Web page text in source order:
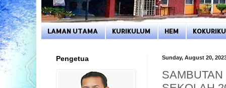
LAMAN UTAMA KURIKULUM HEM
Sunday, August 20,
Pengetua